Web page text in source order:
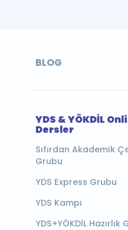
BLOG
YDS & YÖKDİL
Dersler
Sıfırdan Akademik
Grubu
YDS Express Grubu
YDS Kampı
YDS+YÖKDİL Hazırlık